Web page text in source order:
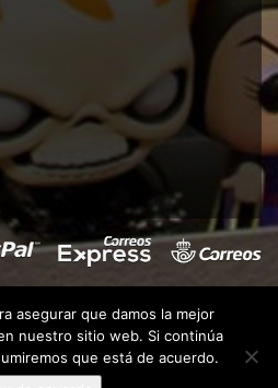
- Todos los derechos
reservados.
asegurar que damos la mejor
nuestro sitio web. Si continúa
que está de acuerdo.